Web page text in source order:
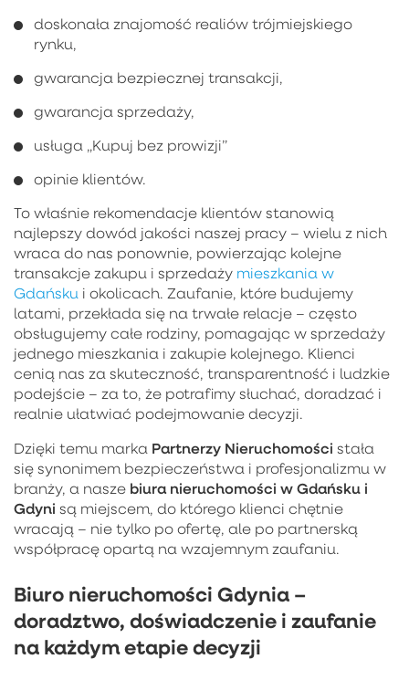
doskonała znajomość realiów trójmiejskiego
rynku,
gwarancja bezpiecznej transakcji,
gwarancja sprzedaży,
usługa „Kupuj bez prowizji”
opinie klientów.
To właśnie rekomendacje klientów stanowią
najlepszy dowód jakości naszej pracy – wielu z nich
wraca do nas ponownie, powierzając kolejne
transakcje zakupu i sprzedaży mieszkania w
Gdańsku i okolicach. Zaufanie, które budujemy
latami, przekłada się na trwałe relacje – często
obsługujemy całe rodziny, pomagając w sprzedaży
jednego mieszkania i zakupie kolejnego. Klienci
cenią nas za skuteczność, transparentność i ludzkie
podejście – za to, że potrafimy słuchać, doradzać i
realnie ułatwiać podejmowanie decyzji.
Dzięki temu marka Partnerzy Nieruchomości stała
się synonimem bezpieczeństwa i profesjonalizmu w
branży, a nasze biura nieruchomości w Gdańsku i
Gdyni są miejscem, do którego klienci chętnie
wracają – nie tylko po ofertę, ale po partnerską
współpracę opartą na wzajemnym zaufaniu.
Biuro nieruchomości Gdynia –
doradztwo, doświadczenie i zaufanie
na każdym etapie decyzji